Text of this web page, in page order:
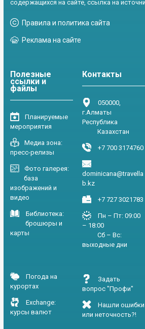
содержащихся на сайте, ссылка на
Правила и политика сайта
Реклама на сайте
Полезные
ссылки и
файлы
Планируемые
мероприятия
Медиа зона:
пресс-релизы
Фото галерея:
база
изображений и
видео
Библиотека:
брошюры и
карты
Погода на
курортах
Exchange:
курсы валют
Контакты
050000,
г.Алматы
Республика
Казахстан
+7 700 3174760
dominicana@travella
b.kz
+7 727 3021783
Пн – Пт: 09:00
– 18:00
Сб – Вс:
выходные дни
Задать
вопрос "Профи"
Нашли ошибки
или неточность?!